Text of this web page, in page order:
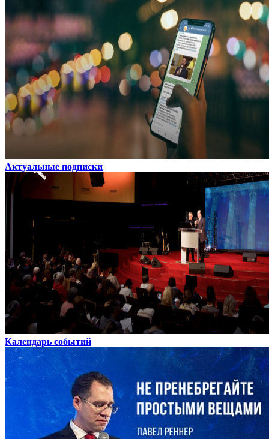
Актуальные подписки
Календарь событий